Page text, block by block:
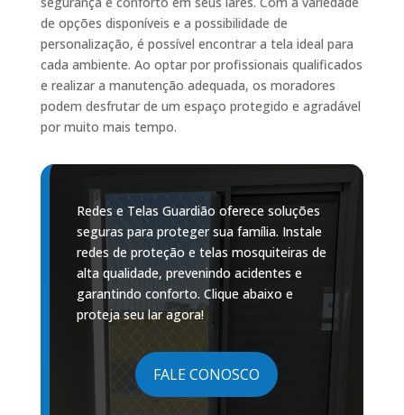
de opções disponíveis e a possibilidade de
personalização, é possível encontrar a tela ideal para
cada ambiente. Ao optar por profissionais qualificados
e realizar a manutenção adequada, os moradores
podem desfrutar de um espaço protegido e agradável
por muito mais tempo.
Redes e Telas Guardião oferece soluções
seguras para proteger sua família. Instale
redes de proteção e telas mosquiteiras de
alta qualidade, prevenindo acidentes e
garantindo conforto. Clique abaixo e
proteja seu lar agora!
FALE CONOSCO